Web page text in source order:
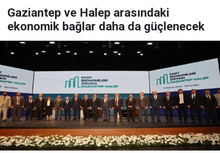
Gaziantep ve Halep arasındaki
ekonomik bağlar daha da güçlenecek